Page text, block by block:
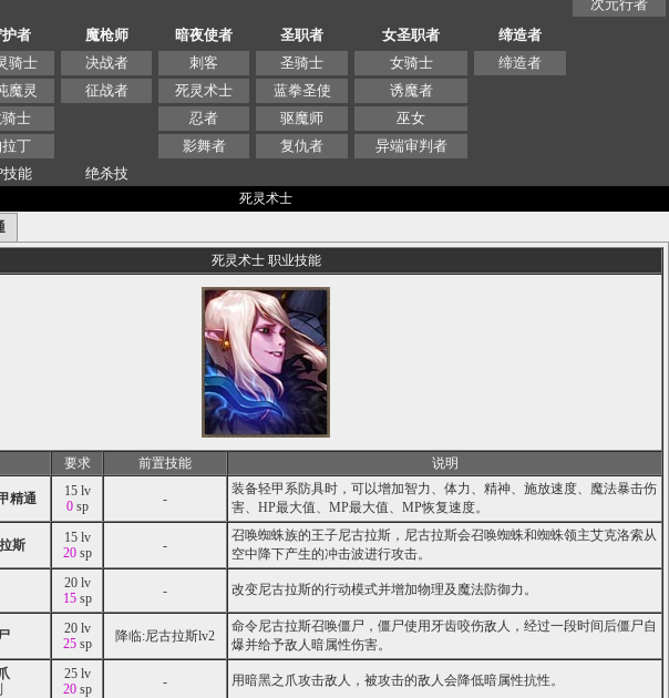
次元行者
者
骑士
魔灵
士
丁
魔枪师
决战者
征战者
暗夜使者
刺客
死灵术士
忍者
影舞者
圣职者
圣骑士
蓝拳圣使
驱魔师
复仇者
女圣职者
女骑士
诱魔者
巫女
异端审判者
缔造者
缔造者
技能 绝杀技
死灵术士
死灵术士 职业技能
要求 前置技能 说明
精通
15 lv
0sp -
装备轻甲系防具时，可以增加智力、体力、精神、施放速度、魔法暴击伤
害、HP最大值、MP最大值、MP恢复速度。
斯
15 lv
20sp -
召唤蜘蛛族的王子尼古拉斯，尼古拉斯会召唤蜘蛛和蜘蛛领主艾克洛索从
空中降下产生的冲击波进行攻击。
20 lv
15 sp - 改变尼古拉斯的行动模式并增加物理及魔法防御力。
20 lv
25sp 降临:尼古拉斯lv2
命令尼古拉斯召唤僵尸，僵尸使用牙齿咬伤敌人，经过一段时间后僵尸自
爆并给予敌人暗属性伤害。
25 lv
20sp - 用暗黑之爪攻击敌人，被攻击的敌人会降低暗属性抗性。